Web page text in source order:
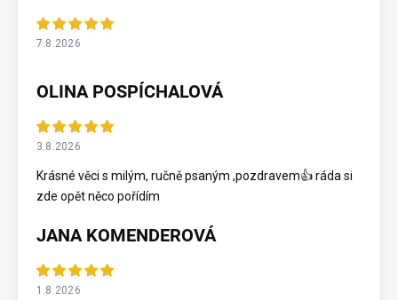
7.8.2026
OLINA POSPÍCHALOVÁ
3.8.2026
Krásné věci s milým, ručně psaným ,pozdravem👍 ráda si
zde opět něco pořídím
JANA KOMENDEROVÁ
1.8.2026